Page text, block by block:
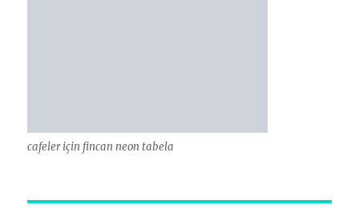
cafeler için fincan neon tabela